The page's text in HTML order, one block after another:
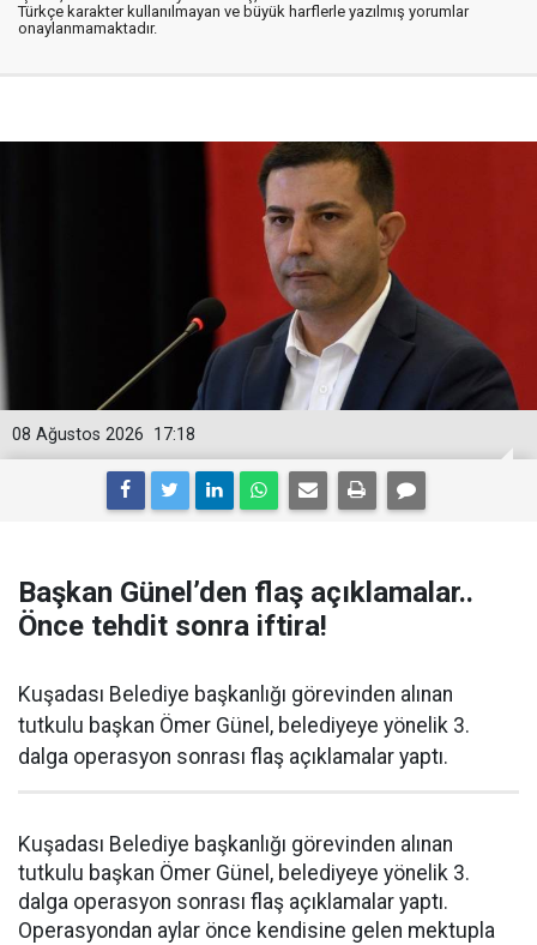
Türkçe karakter kullanılmayan ve büyük harflerle yazılmış yorumlar
onaylanmamaktadır.
17:18
08 Ağustos 2026
Başkan Günel’den flaş açıklamalar..
Önce tehdit sonra iftira!
Kuşadası Belediye başkanlığı görevinden alınan
tutkulu başkan Ömer Günel, belediyeye yönelik 3.
dalga operasyon sonrası flaş açıklamalar yaptı.
Kuşadası Belediye başkanlığı görevinden alınan
tutkulu başkan Ömer Günel, belediyeye yönelik 3.
dalga operasyon sonrası flaş açıklamalar yaptı.
Operasyondan aylar önce kendisine gelen mektupla